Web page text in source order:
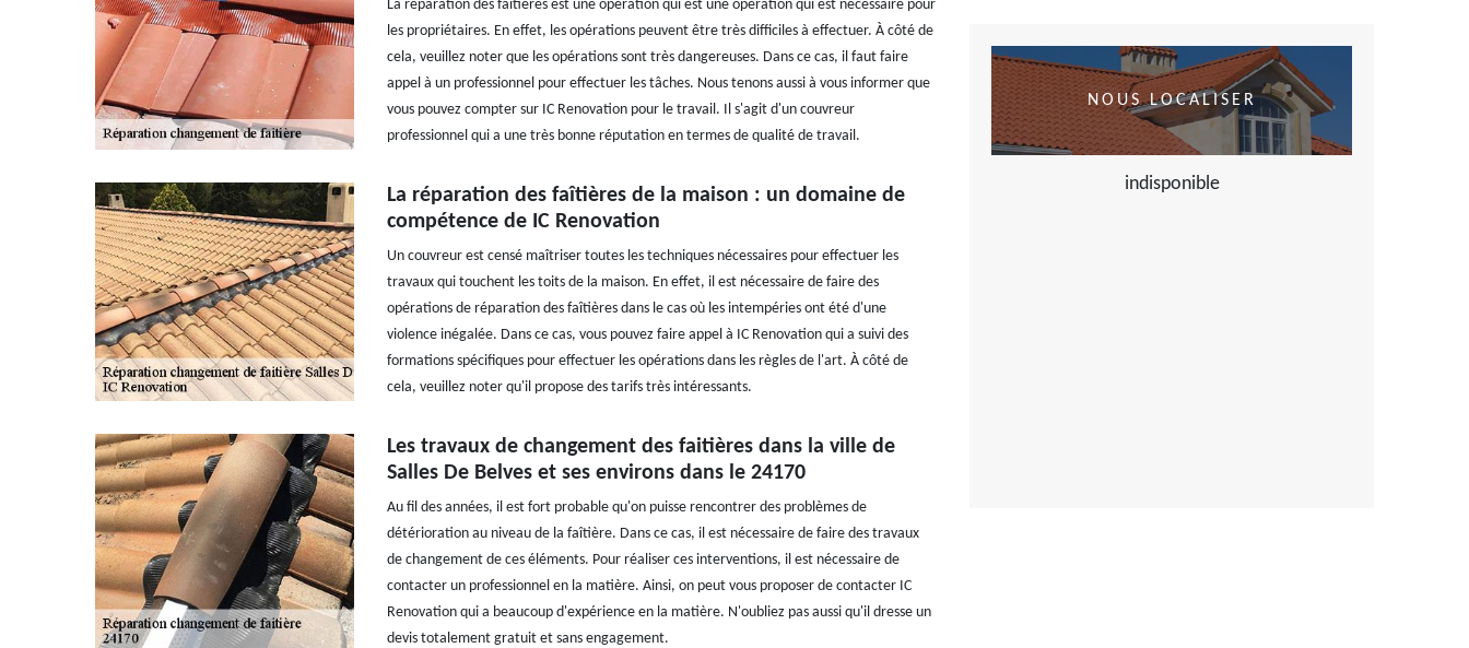
La réparation des faîtières est une opération qui est une opération qui est nécessaire pour
les propriétaires. En effet, les opérations peuvent être très difficiles à effectuer. À côté de
cela, veuillez noter que les opérations sont très dangereuses. Dans ce cas, il faut faire
appel à un professionnel pour effectuer les tâches. Nous tenons aussi à vous informer que
vous pouvez compter sur IC Renovation pour le travail. Il s'agit d'un couvreur
professionnel qui a une très bonne réputation en termes de qualité de travail.
La réparation des faîtières de la maison : un domaine de
compétence de IC Renovation
Un couvreur est censé maîtriser toutes les techniques nécessaires pour effectuer les
travaux qui touchent les toits de la maison. En effet, il est nécessaire de faire des
opérations de réparation des faîtières dans le cas où les intempéries ont été d'une
violence inégalée. Dans ce cas, vous pouvez faire appel à IC Renovation qui a suivi des
formations spécifiques pour effectuer les opérations dans les règles de l'art. À côté de
cela, veuillez noter qu'il propose des tarifs très intéressants.
Les travaux de changement des faitières dans la ville de
Salles De Belves et ses environs dans le 24170
Au fil des années, il est fort probable qu'on puisse rencontrer des problèmes de
détérioration au niveau de la faîtière. Dans ce cas, il est nécessaire de faire des travaux
de changement de ces éléments. Pour réaliser ces interventions, il est nécessaire de
contacter un professionnel en la matière. Ainsi, on peut vous proposer de contacter IC
Renovation qui a beaucoup d'expérience en la matière. N'oubliez pas aussi qu'il dresse un
devis totalement gratuit et sans engagement.
NOUS LOCALISER
indisponible